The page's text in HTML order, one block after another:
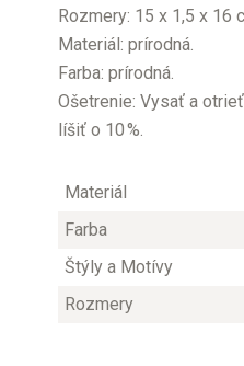
Rozmery: 15 x 1,5 x 16
Materiál: prírodná.
Farba: prírodná.
Ošetrenie: Vysať a
líšiť o 10 %.
Materiál
Farba
Štýly a Motívy
Rozmery